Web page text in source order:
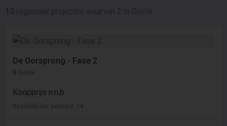
De Oorsprong - Fase 2
Goirle
Koopprijs n.n.b.
Beschikbaar aanbod: 14